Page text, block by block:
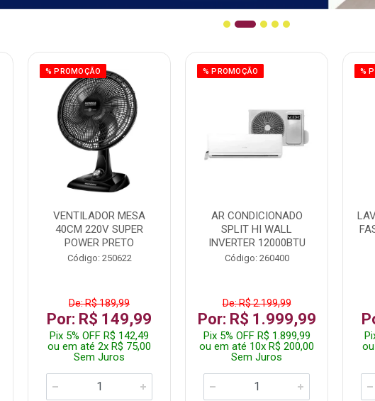
% PROMOÇÃO
VENTILADOR MESA
40CM 220V SUPER
POWER PRETO
Código: 250622
De: R$ 189,99
Por: R$ 149,99
Pix 5% OFF R$ 142,49
ou em até 2x R$ 75,00
Sem Juros
% PROMOÇÃO
AR CONDICIONADO
SPLIT HI WALL
INVERTER 12000BTU
Código: 260400
De: R$ 2.199,99
Por: R$ 1.999,99
Pix 5% OFF R$ 1.899,99
ou em até 10x R$ 200,00
Sem Juros
%